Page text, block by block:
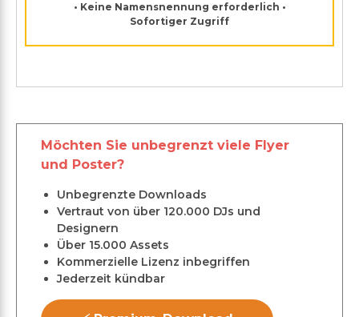
• Keine Namensnennung erforderlich •
Sofortiger Zugriff
Möchten Sie unbegrenzt viele Flyer
und Poster?
Unbegrenzte Downloads
Vertraut von über 120.000 DJs und
Designern
Über 15.000 Assets
Kommerzielle Lizenz inbegriffen
Jederzeit kündbar